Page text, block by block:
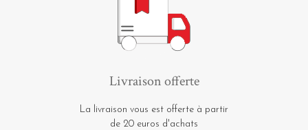
Livraison offerte
La livraison vous est offerte à partir
de 20 euros d'achats